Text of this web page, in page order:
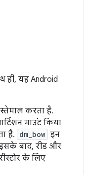
ही, यह Android
करता है.
माउंट किया
है. dm_bow इन
बाद, रीड और
के लिए